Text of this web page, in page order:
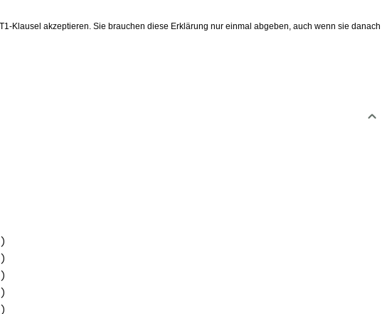
Klausel akzeptieren. Sie brauchen diese Erklärung nur einmal abgeben, auch wenn sie danach